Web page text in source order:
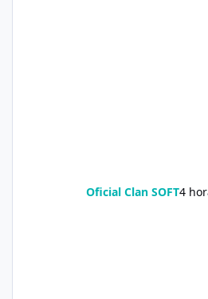
Oficial Clan SOFT4